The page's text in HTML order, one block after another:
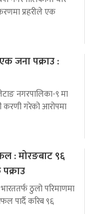
प्रहरीले एक
जना पक्राउ :
नगरपालिका-९ मा
करणी गरेको आरोपमा
: मोरङबाट ९६
ठुलो परिमाणमा
पार्दै करिब ९६